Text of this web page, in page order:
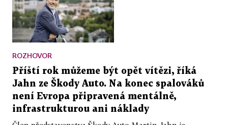
ROZHOVOR
Příští rok můžeme být opět vítězi, říká
Jahn ze Škody Auto. Na konec spalováků
není Evropa připravená mentálně,
infrastrukturou ani náklady